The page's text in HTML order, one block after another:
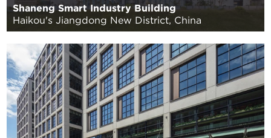
Shaneng Smart Industry Building
Haikou's Jiangdong New District, China